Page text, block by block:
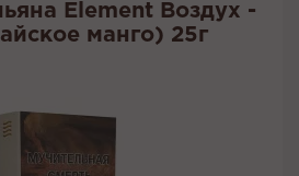
Element Воздух -
манго) 25г